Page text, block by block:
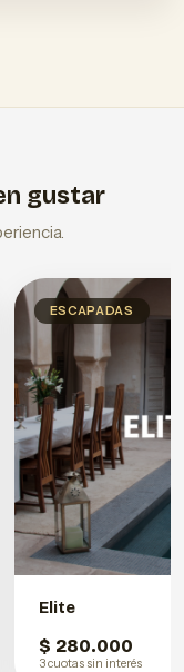
gustar
ESCAPADAS
Elite
$ 280.000
3 cuotas sin interés